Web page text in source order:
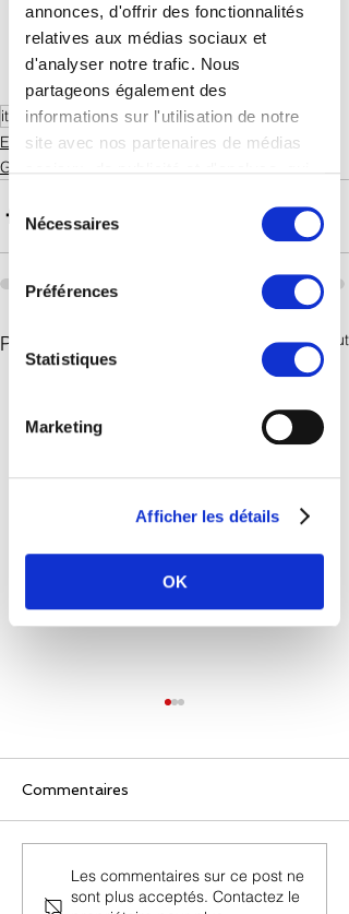
annonces, d'offrir des fonctionnalités
relatives aux médias sociaux et
d'analyser notre trafic. Nous
partageons également des
informations sur l'utilisation de notre
site avec nos partenaires de médias
d'autres informations que vous leur
avez fournies ou qu'ils ont collectées
services. Vous consentez à nos
notre site Web.
consentement
Nécessaires
Préférences
Statistiques
Marketing
Afficher les détails
OK
IA
METAVERS - AR/VR
Méthode
it partnerssalon
Evénements
Générale
Posts récents Voir tout
Une gestion complète
du PCA/PRA/PCI avec
Commentaires
Les commentaires sur ce post ne
sont plus acceptés. Contactez le